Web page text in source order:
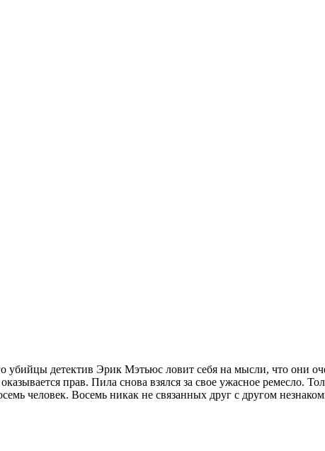
убийцы детектив Эрик Мэтьюс ловит себя на мысли, что они
прав. Пила снова взялся за свое ужасное ремесло.
человек. Восемь никак не связанных друг с другом